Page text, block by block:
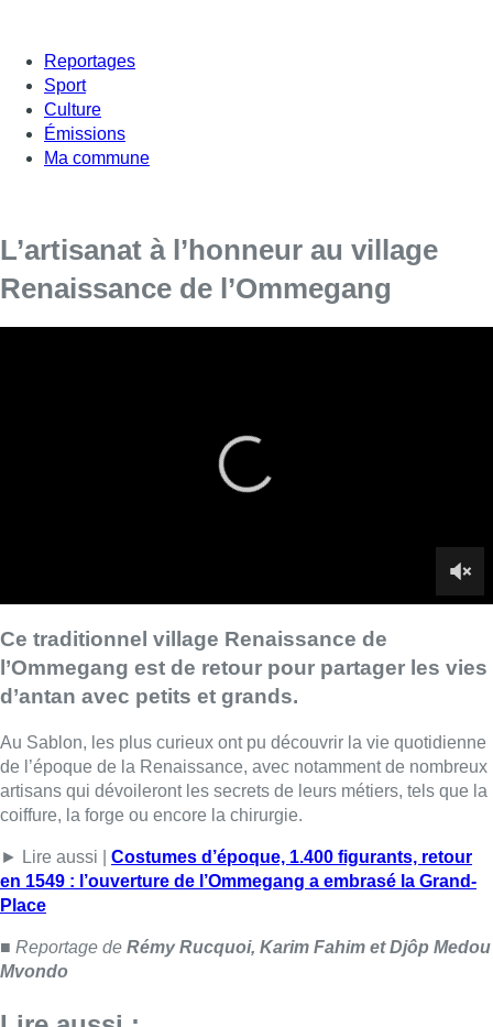
Reportages
Sport
Culture
Émissions
Ma commune
L’artisanat à l’honneur au village
Renaissance de l’Ommegang
Au Sablon, les plus curieux ont pu découvrir la vie quotidienne
de l’époque de la Renaissance, avec notamment de nombreux
artisans qui dévoileront les secrets de leurs métiers, tels que la
Costumes d’époque, 1.400 figurants, retour
en 1549 : l’ouverture de l’Ommegang a embrasé la Grand-
Place
■ Reportage deRémy Rucquoi, Karim Fahim et Djôp Medou
Mvondo
Lire aussi :
Meyboom: l’émouvant dernier tour
de piste de Jean Vanderhaegen